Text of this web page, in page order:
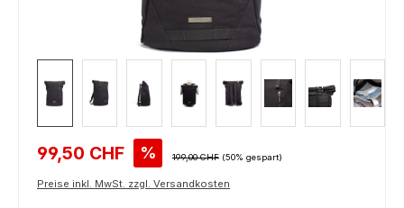
Verkaufspreis:
99,50 CHF % Regulärer Preis:
199,00 CHF (50% gespart)
Preise inkl. MwSt. zzgl. Versandkosten